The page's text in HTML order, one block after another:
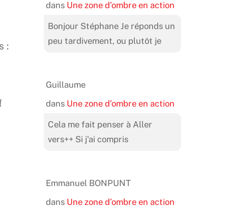
:
dans Une zone d’ombre en action
Bonjour Stéphane Je réponds un
peu tardivement, ou plutôt je
Guillaume
dans Une zone d’ombre en action
Cela me fait penser à Aller
vers++ Si j'ai compris
Emmanuel BONPUNT
dans Une zone d’ombre en action